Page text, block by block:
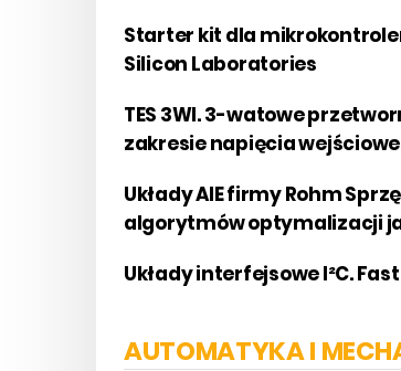
Starter kit dla
Silicon Laboratories
TES 3WI. 3-watowe
zakresie napięcia
Układy AIE firmy Rohm
algorytmów optymalizacji
Układy interfejsowe I²C.
AUTOMATYKA I